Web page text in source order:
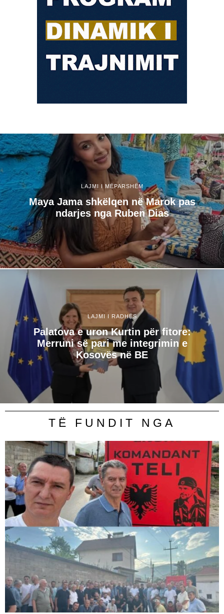
LAJMI I MËPARSHËM
Maya Jama shkëlqen në Marok pas
ndarjes nga Ruben Dias
LAJMI I RADHËS
Palatova e uron Kurtin për fitore:
Merruni së pari me integrimin e
Kosovës në BE
TË FUNDIT NGA